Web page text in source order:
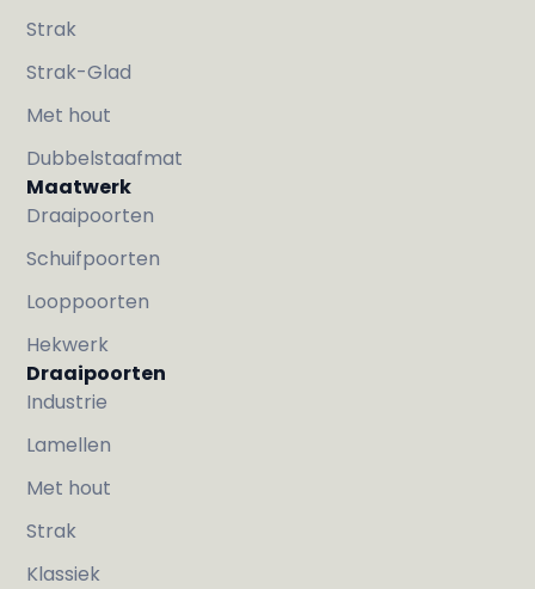
Strak
Strak-Glad
Met hout
Dubbelstaafmat
Maatwerk
Draaipoorten
Schuifpoorten
Looppoorten
Hekwerk
Draaipoorten
Industrie
Lamellen
Met hout
Strak
Klassiek